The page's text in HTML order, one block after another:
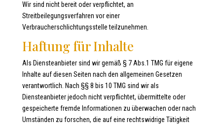
Wir sind nicht bereit oder verpflichtet, an
Streitbeilegungsverfahren vor einer
Verbraucherschlichtungsstelle teilzunehmen.
Haftung für Inhalte
Als Diensteanbieter sind wir gemäß § 7 Abs.1 TMG für eigene
Inhalte auf diesen Seiten nach den allgemeinen Gesetzen
verantwortlich. Nach §§ 8 bis 10 TMG sind wir als
Diensteanbieter jedoch nicht verpflichtet, übermittelte oder
gespeicherte fremde Informationen zu überwachen oder nach
Umständen zu forschen, die auf eine rechtswidrige Tätigkeit